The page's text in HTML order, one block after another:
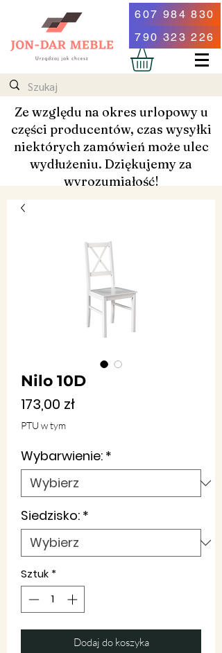
607 984 830
790 323 226
Ze względu na okres urlopowy u
części producentów, czas wysyłki
niektórych zamówień może ulec
wydłużeniu. Dziękujemy za
wyrozumiałość!
Nilo 10D
173,00 złCena
PTU w tym
Wybarwienie: *
Siedzisko: *
Sztuk *
Dodaj do koszyka